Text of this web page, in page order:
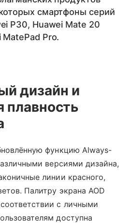
смартфоны серий
P30, Huawei Mate 20
Pro.
дизайн и
плавность
функцию Always-
версиями дизайна,
линии красного,
Палитру экрана AOD
с личными
доступна